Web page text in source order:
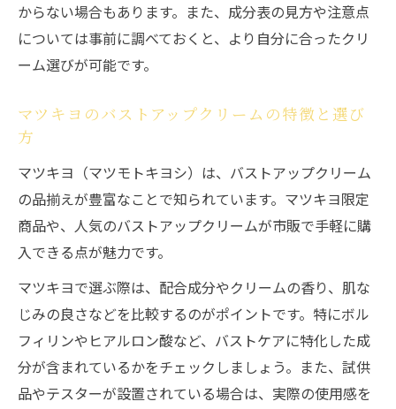
からない場合もあります。また、成分表の見方や注意点
については事前に調べておくと、より自分に合ったクリ
ーム選びが可能です。
マツキヨのバストアップクリームの特徴と選び
方
マツキヨ（マツモトキヨシ）は、バストアップクリーム
の品揃えが豊富なことで知られています。マツキヨ限定
商品や、人気のバストアップクリームが市販で手軽に購
入できる点が魅力です。
マツキヨで選ぶ際は、配合成分やクリームの香り、肌な
じみの良さなどを比較するのがポイントです。特にボル
フィリンやヒアルロン酸など、バストケアに特化した成
分が含まれているかをチェックしましょう。また、試供
品やテスターが設置されている場合は、実際の使用感を